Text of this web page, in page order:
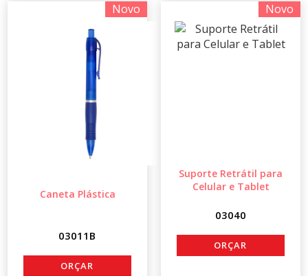
Novo
Caneta Plástica
03011B
Novo
Suporte Retrátil para
Celular e Tablet
03040